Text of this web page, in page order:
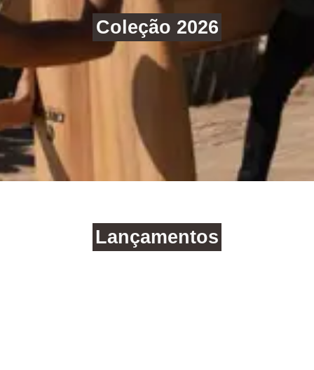
Coleção 2026
Lançamentos